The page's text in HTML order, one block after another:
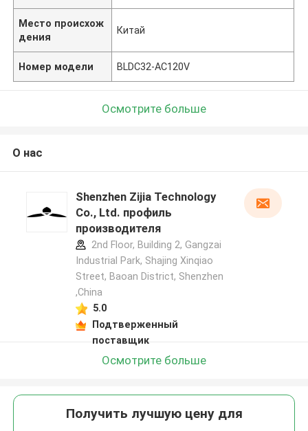
Место происхож
дения
Китай
Номер модели BLDC32-AC120V
Осмотрите больше
О нас
Shenzhen Zijia Technology
Co., Ltd. профиль
производителя
2nd Floor, Building 2, Gangzai
Industrial Park, Shajing Xinqiao
Street, Baoan District, Shenzhen
,China
5.0
Подтверженный
поставщик
Осмотрите больше
Получить лучшую цену для